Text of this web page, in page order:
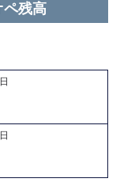
ペ残高